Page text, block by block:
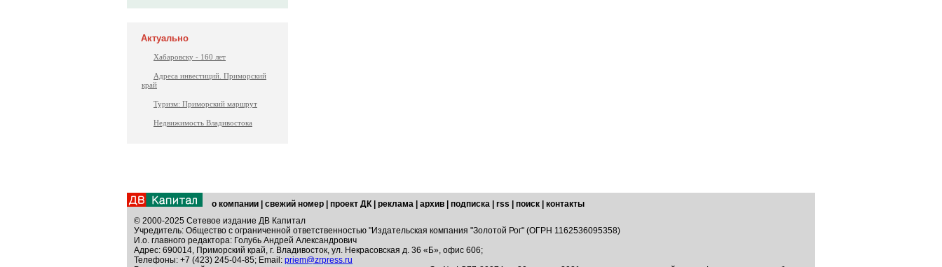
Актуально
Хабаровску - 160 лет
Адреса инвестиций. Приморский
край
Туризм: Приморский маршрут
Недвижимость Владивостока
о компании свежий номер проект ДК реклама архив подписка rss поиск
контакты
© 2000-2025 Сетевое издание ДВ Капитал
Учредитель: Общество с ограниченной ответственностью "Издательская компания "Золотой Рог" (ОГРН 1162536095358)
И.о. главного редактора: Голубь Андрей Александрович
Адрес: 690014, Приморский край, г. Владивосток, ул. Некрасовская д. 36 «Б», офис 606;
Телефоны: +7 (423) 245-04-85; Email: priem@zrpress.ru